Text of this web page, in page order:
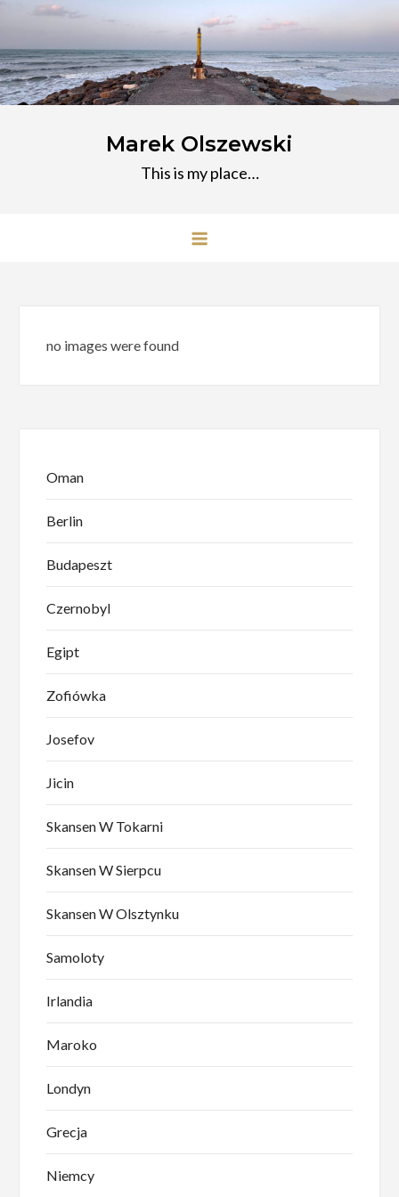
Przejdź
treści
Marek Olszewski
This is my place…
no images were found
Oman
Berlin
Budapeszt
Czernobyl
Egipt
Zofiówka
Josefov
Jicin
Skansen W Tokarni
Skansen W Sierpcu
Skansen W Olsztynku
Samoloty
Irlandia
Maroko
Londyn
Grecja
Niemcy